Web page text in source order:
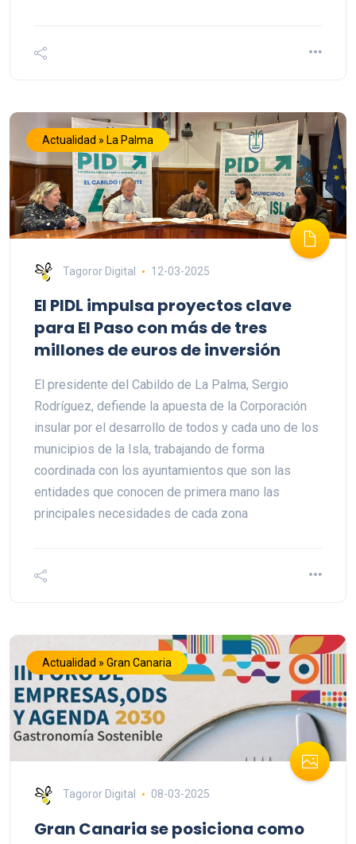
Actualidad » La Palma
Tagoror Digital 12-03-2025
El PIDL impulsa proyectos clave
para El Paso con más de tres
millones de euros de inversión
El presidente del Cabildo de La Palma, Sergio
Rodríguez, defiende la apuesta de la Corporación
insular por el desarrollo de todos y cada uno de los
municipios de la Isla, trabajando de forma
coordinada con los ayuntamientos que son las
entidades que conocen de primera mano las
principales necesidades de cada zona
Actualidad » Gran Canaria
Tagoror Digital 08-03-2025
Gran Canaria se posiciona como